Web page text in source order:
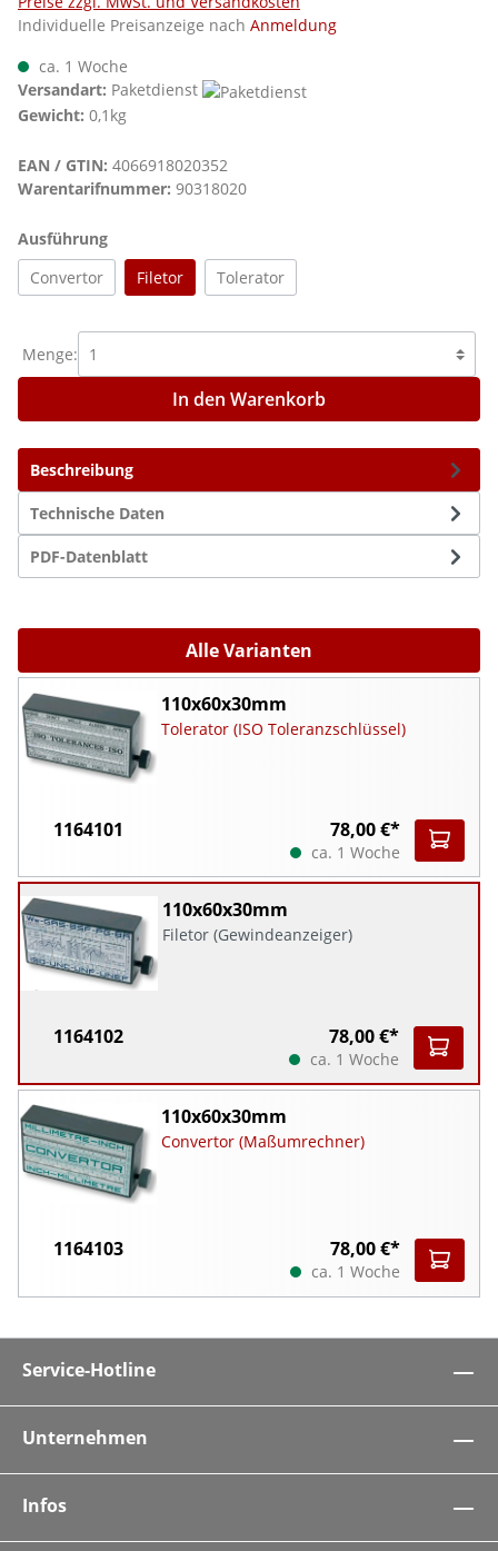
Beschreibung
Technische Daten
PDF-Datenblatt
Individuelle Preisanzeige nach Anmeldung
ca. 1 Woche
Versandart: Paketdienst
Gewicht: 0,1kg
EAN / GTIN: 4066918020352
Warentarifnummer: 90318020
Ausführungauswählen
Convertor
Filetor Tolerator
Menge:
In den Warenkorb
Alle Varianten
110x60x30mm
Tolerator (ISO Toleranzschlüssel)
1164101 78,00 €*
ca. 1 Woche
110x60x30mm
Filetor (Gewindeanzeiger)
1164102 78,00 €*
ca. 1 Woche
110x60x30mm
Convertor (Maßumrechner)
1164103 78,00 €*
ca. 1 Woche
Service-Hotline
Unternehmen
Infos